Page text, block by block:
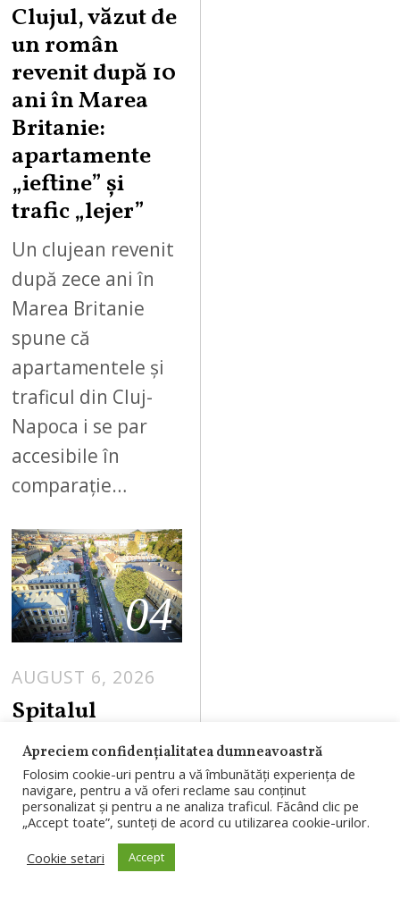
Clujul, văzut de
un român
revenit după 10
ani în Marea
Britanie:
apartamente
„ieftine” și
trafic „lejer”
Un clujean revenit
după zece ani în
Marea Britanie
spune că
apartamentele și
traficul din Cluj-
Napoca i se par
accesibile în
comparație…
04
AUGUST 6, 2026
Spitalul
Județean de
Urgență Cluj
face angajări.
76 de posturi
scoase la
Apreciem confidențialitatea dumneavoastră
Folosim cookie-uri pentru a vă îmbunătăți experiența de
navigare, pentru a vă oferi reclame sau conținut
personalizat și pentru a ne analiza traficul. Făcând clic pe
„Accept toate”, sunteți de acord cu utilizarea cookie-urilor.
Cookie setari
Accept